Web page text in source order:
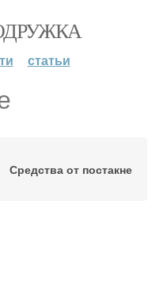
статьи
Средства от постакне